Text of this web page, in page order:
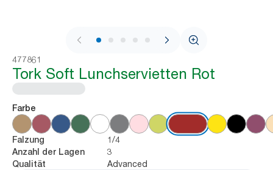
1 / 7
477861
Tork Soft Lunchservietten Rot
Farbe
Falzung 1/4
Anzahl der Lagen 3
Qualität
Advanced